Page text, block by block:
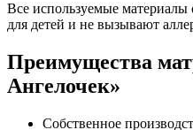
Все используемые
для детей и не вызывают
Преимущества
Ангелочек»
Собственное